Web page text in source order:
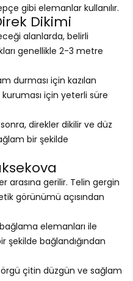
gibi elemanlar kullanılır.
Dikimi
alanlarda, belirli
genellikle 2-3 metre
durması için kazılan
için yeterli süre
direkler dikilir ve düz
bir şekilde
arasına gerilir. Telin gergin
görünümü açısından
elemanları ile
şekilde bağlandığından
çitin düzgün ve sağlam